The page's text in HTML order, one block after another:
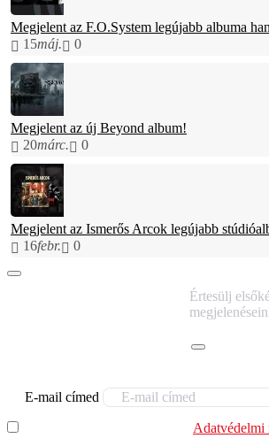
Megjelent az F.O.System legújabb albuma
15máj. 0
Megjelent az új Beyond album!
20márc. 0
Megjelent az Ismerős Arcok legújabb
16febr. 0
Értesülj
E-mail címed
Adatvédelmi